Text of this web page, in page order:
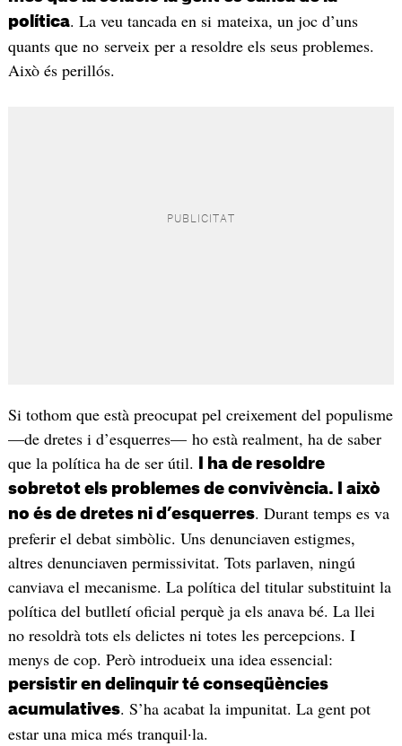
política. La veu tancada en si mateixa, un joc d’uns
quants que no serveix per a resoldre els seus problemes.
Això és perillós.
Si tothom que està preocupat pel creixement del populisme
—de dretes i d’esquerres— ho està realment, ha de saber
que la política ha de ser útil.
I ha de resoldre
sobretot els problemes de convivència. I això
no és de dretes ni d’esquerres. Durant temps es va
preferir el debat simbòlic. Uns denunciaven estigmes,
altres denunciaven permissivitat. Tots parlaven, ningú
canviava el mecanisme. La política del titular substituint la
política del butlletí oficial perquè ja els anava bé. La llei
no resoldrà tots els delictes ni totes les percepcions. I
menys de cop. Però introdueix una idea essencial:
persistir en delinquir té conseqüències
acumulatives. S’ha acabat la impunitat. La gent pot
estar una mica més tranquil·la.